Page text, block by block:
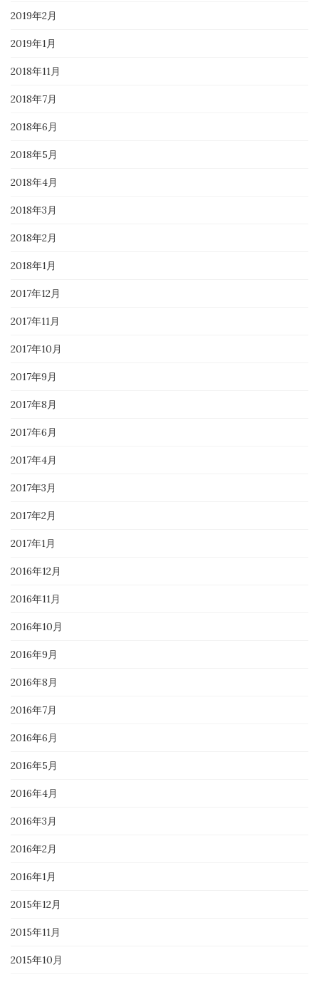
2019年2月
2019年1月
2018年11月
2018年7月
2018年6月
2018年5月
2018年4月
2018年3月
2018年2月
2018年1月
2017年12月
2017年11月
2017年10月
2017年9月
2017年8月
2017年6月
2017年4月
2017年3月
2017年2月
2017年1月
2016年12月
2016年11月
2016年10月
2016年9月
2016年8月
2016年7月
2016年6月
2016年5月
2016年4月
2016年3月
2016年2月
2016年1月
2015年12月
2015年11月
2015年10月